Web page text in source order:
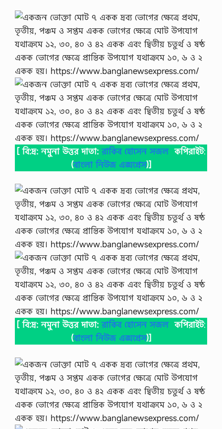
[ বি:দ্র: নমুনা উত্তর দাতা:রাকিব হোসেন সজলকপিরাইট:
(বাংলা নিউজ এক্সপ্রেস)]
[ বি:দ্র: নমুনা উত্তর দাতা:রাকিব হোসেন সজলকপিরাইট:
(বাংলা নিউজ এক্সপ্রেস)]